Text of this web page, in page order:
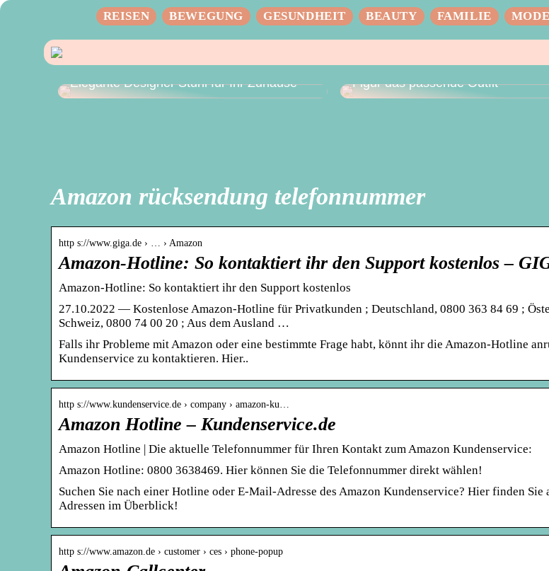
REISEN BEWEGUNG GESUNDHEIT BEAUTY FAMILIE MODE
Elegante Designer Stuhl für Ihr Zuhause
Figur das passende Outfit
Amazon rücksendung telefonnummer
http s://www.giga.de › … › Amazon
Amazon-Hotline: So kontaktiert ihr den Support kostenlos –
Amazon-Hotline: So kontaktiert ihr den Support kostenlos
27.10.2022 — Kostenlose Amazon-Hotline für Privatkunden ; Deutschland, 0800 363 84 69 ;
Schweiz, 0800 74 00 20 ; Aus dem Ausland …
Falls ihr Probleme mit Amazon oder eine bestimmte Frage habt, könnt ihr die Amazon-Hotline
Kundenservice zu kontaktieren. Hier..
http s://www.kundenservice.de › company › amazon-ku…
Amazon Hotline – Kundenservice.de
Amazon Hotline | Die aktuelle Telefonnummer für Ihren Kontakt zum Amazon Kundenservice:
Amazon Hotline: 0800 3638469. Hier können Sie die Telefonnummer direkt wählen!
Suchen Sie nach einer Hotline oder E-Mail-Adresse des Amazon Kundenservice? Hier finden
Adressen im Überblick!
http s://www.amazon.de › customer › ces › phone-popup